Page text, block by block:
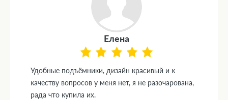
Елена
Удобные подъёмники, дизайн красивый и к
качеству вопросов у меня нет, я не разочарована,
рада что купила их.